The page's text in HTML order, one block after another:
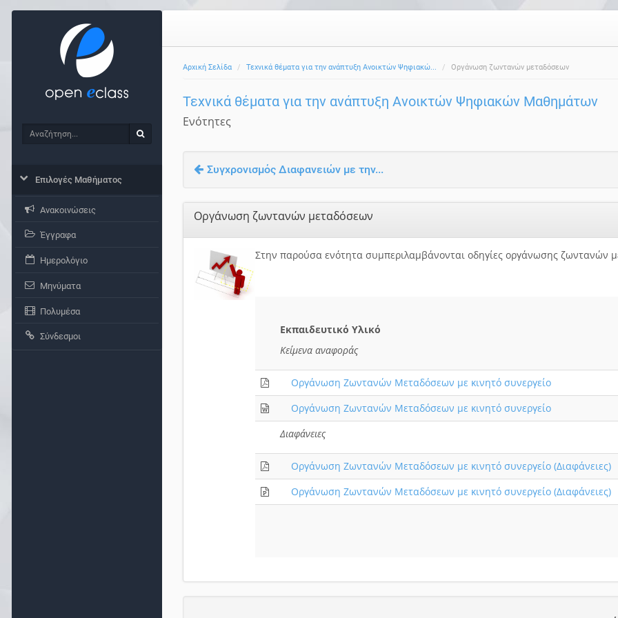
Αρχική Σελίδα Τεχνικά θέματα για την ανάπτυξη Ανοικτών Ψηφιακώ... Οργάνωση ζωντανών μεταδόσεων
Τεχνικά θέματα για την ανάπτυξη Ανοικτών Ψηφιακών Μαθημάτων
Ενότητες
Συγχρονισμός Διαφανειών με την...
Οργάνωση ζωντανών μεταδόσεων
Στην παρούσα ενότητα συμπεριλαμβάνονται οδηγίες οργάνωσης ζωντανών
Εκπαιδευτικό Υλικό
Κείμενα αναφοράς
Οργάνωση Ζωντανών Μεταδόσεων με κινητό συνεργείο
Οργάνωση Ζωντανών Μεταδόσεων με κινητό συνεργείο
Διαφάνειες
Οργάνωση Ζωντανών Μεταδόσεων με κινητό συνεργείο (Διαφάνειες)
Οργάνωση Ζωντανών Μεταδόσεων με κινητό συνεργείο (Διαφάνειες)
Αναζήτηση
Επιλογές Μαθήματος
Ανακοινώσεις
Έγγραφα
Ημερολόγιο
Μηνύματα
Πολυμέσα
Σύνδεσμοι